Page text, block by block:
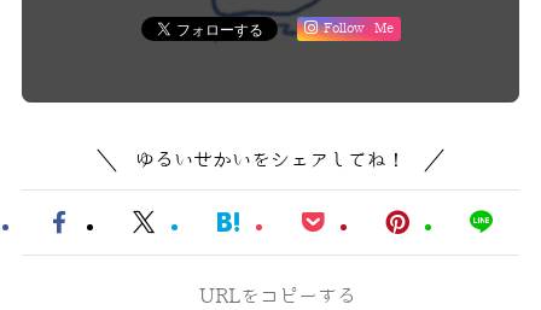
Follow Me
ゆるいせかいをシェアしてね！
URLをコピーする